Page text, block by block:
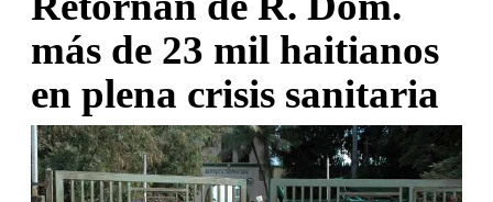
más de 23 mil haitianos
en plena crisis sanitaria